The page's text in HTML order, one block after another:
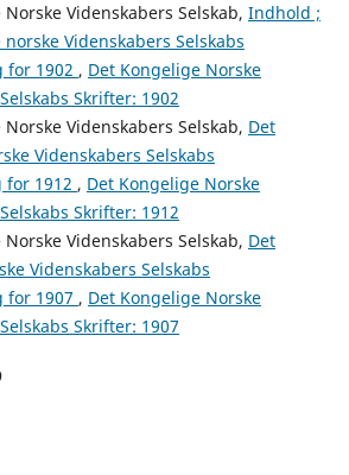
Videnskabers Selskab, Indhold ;
Videnskabers Selskabs
for 1902 , Det Kongelige Norske
Skrifter: 1902
Videnskabers Selskab, Det
Videnskabers Selskabs
1912 , Det Kongelige Norske
Skrifter: 1912
Videnskabers Selskab, Det
Videnskabers Selskabs
for 1907 , Det Kongelige Norske
Skrifter: 1907